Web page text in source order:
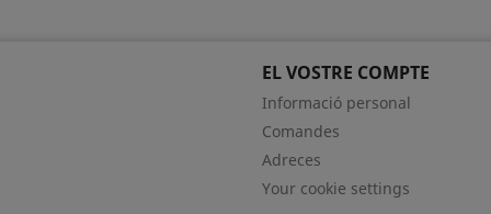
EL VOSTRE COMPTE
Informació personal
Comandes
Adreces
Your cookie settings